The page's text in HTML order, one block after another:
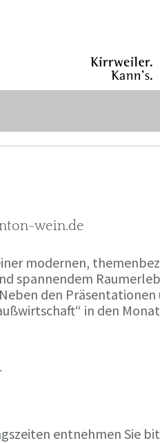
wein.de
modernen,
spannendem
den Präsentationen
in den
entnehmen Sie